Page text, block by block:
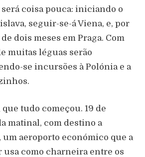
será coisa pouca: iniciando o
seguir-se-á Viena, e, por
dois meses em Praga. Com
muitas léguas serão
se incursões à Polónia e a
tudo começou. 19 de
matinal, com destino a
aeroporto económico que a
usa como charneira entre os